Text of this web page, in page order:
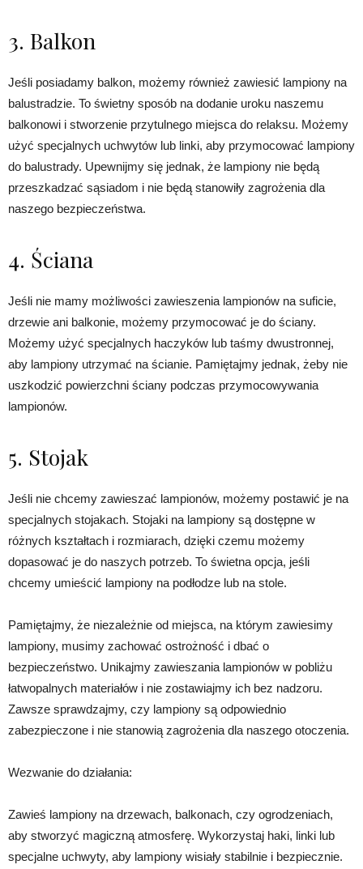
3. Balkon
Jeśli posiadamy balkon, możemy również zawiesić lampiony na
balustradzie. To świetny sposób na dodanie uroku naszemu
balkonowi i stworzenie przytulnego miejsca do relaksu. Możemy
użyć specjalnych uchwytów lub linki, aby przymocować lampiony
do balustrady. Upewnijmy się jednak, że lampiony nie będą
przeszkadzać sąsiadom i nie będą stanowiły zagrożenia dla
naszego bezpieczeństwa.
4. Ściana
Jeśli nie mamy możliwości zawieszenia lampionów na suficie,
drzewie ani balkonie, możemy przymocować je do ściany.
Możemy użyć specjalnych haczyków lub taśmy dwustronnej,
aby lampiony utrzymać na ścianie. Pamiętajmy jednak, żeby nie
uszkodzić powierzchni ściany podczas przymocowywania
lampionów.
5. Stojak
Jeśli nie chcemy zawieszać lampionów, możemy postawić je na
specjalnych stojakach. Stojaki na lampiony są dostępne w
różnych kształtach i rozmiarach, dzięki czemu możemy
dopasować je do naszych potrzeb. To świetna opcja, jeśli
chcemy umieścić lampiony na podłodze lub na stole.
Pamiętajmy, że niezależnie od miejsca, na którym zawiesimy
lampiony, musimy zachować ostrożność i dbać o
bezpieczeństwo. Unikajmy zawieszania lampionów w pobliżu
łatwopalnych materiałów i nie zostawiajmy ich bez nadzoru.
Zawsze sprawdzajmy, czy lampiony są odpowiednio
zabezpieczone i nie stanowią zagrożenia dla naszego otoczenia.
Wezwanie do działania:
Zawieś lampiony na drzewach, balkonach, czy ogrodzeniach,
aby stworzyć magiczną atmosferę. Wykorzystaj haki, linki lub
specjalne uchwyty, aby lampiony wisiały stabilnie i bezpiecznie.